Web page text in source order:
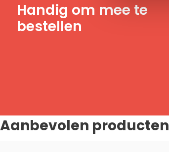
Handig om mee te
bestellen
Aanbevolen producten